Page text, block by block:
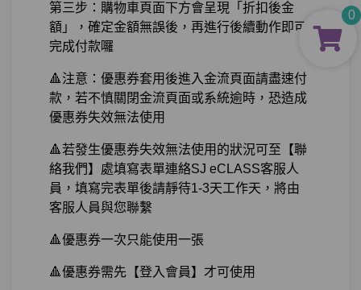
第三步：購物車頁面下方會呈現「折扣後金
額」，確定金額無誤後，再進行後續動作即可
完成付款囉
🔺注意：優惠券套用後進入金流頁面請盡速付
款，若不慎關閉金流頁面或系統逾時，恐造成
優惠券失效無法使用
🔺若發生優惠券失效無法使用的狀況可至【聯
絡我們】處填寫表單連絡SJ eCLASS客服人
員，填寫完表單後請靜待1-3天工作天，將由
客服人員與您聯繫
🔺優惠券一次只能使用一張
🔺優惠券需先【登入會員】才可使用
0